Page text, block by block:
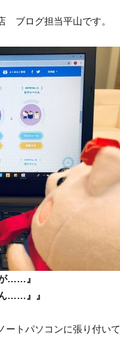
ブログ担当平山です。
……』
……』』
ートパソコンに張り付いて